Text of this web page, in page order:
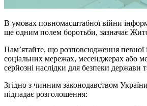
В умовах повномасштабної війни
ще одним полем боротьби, зазначає
Пам’ятайте, що розповсюдження певної
соціальних мережах, месенджерах або
серйозні наслідки для безпеки держави
Згідно з чинним законодавством
підпадає розголошення: